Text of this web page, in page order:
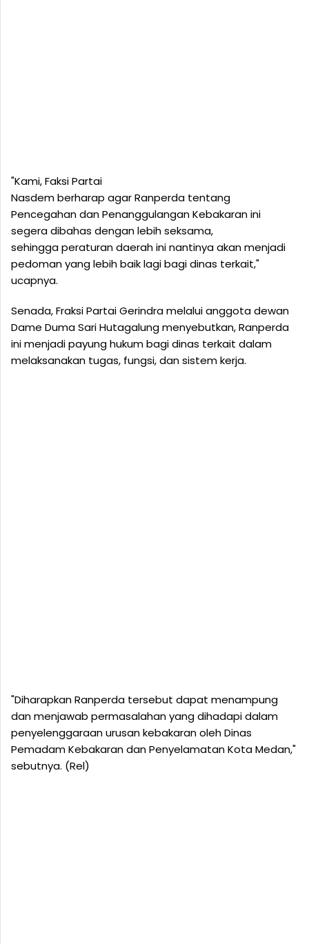
"Kami, Faksi Partai
Nasdem berharap agar Ranperda tentang
Pencegahan dan Penanggulangan Kebakaran ini
segera dibahas dengan lebih seksama,
sehingga peraturan daerah ini nantinya akan menjadi
pedoman yang lebih baik lagi bagi dinas terkait,"
ucapnya.
Senada, Fraksi Partai Gerindra melalui anggota dewan
Dame Duma Sari Hutagalung menyebutkan, Ranperda
ini menjadi payung hukum bagi dinas terkait dalam
melaksanakan tugas, fungsi, dan sistem kerja.
"Diharapkan Ranperda tersebut dapat menampung
dan menjawab permasalahan yang dihadapi dalam
penyelenggaraan urusan kebakaran oleh Dinas
Pemadam Kebakaran dan Penyelamatan Kota Medan,"
sebutnya. (Rel)